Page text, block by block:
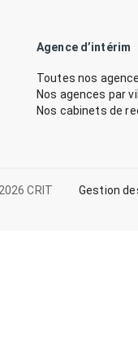
Agence d’intérim
Toutes nos
Nos agences par
Nos cabinets de
CRIT Gestion